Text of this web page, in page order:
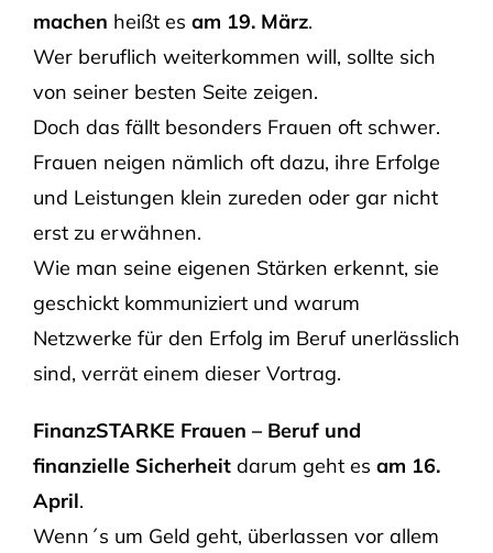
machen heißt es am 19. März.
Wer beruflich weiterkommen will, sollte sich
von seiner besten Seite zeigen.
Doch das fällt besonders Frauen oft schwer.
Frauen neigen nämlich oft dazu, ihre Erfolge
und Leistungen klein zureden oder gar nicht
erst zu erwähnen.
Wie man seine eigenen Stärken erkennt, sie
geschickt kommuniziert und warum
Netzwerke für den Erfolg im Beruf unerlässlich
sind, verrät einem dieser Vortrag.
FinanzSTARKE Frauen – Beruf und
finanzielle Sicherheitdarum geht es am 16.
April.
Wenn´s um Geld geht, überlassen vor allem